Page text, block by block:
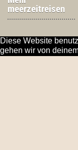
meerzeitreisen
Diese Website
gehen wir von